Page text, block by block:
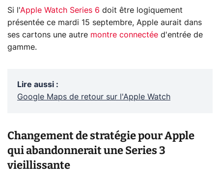
Si l'Apple Watch Series 6 doit être logiquement
présentée ce mardi 15 septembre, Apple aurait dans
ses cartons une autre montre connectée d'entrée de
gamme.
Lire aussi :
Google Maps de retour sur l'Apple Watch
Changement de stratégie pour Apple
qui abandonnerait une Series 3
vieillissante